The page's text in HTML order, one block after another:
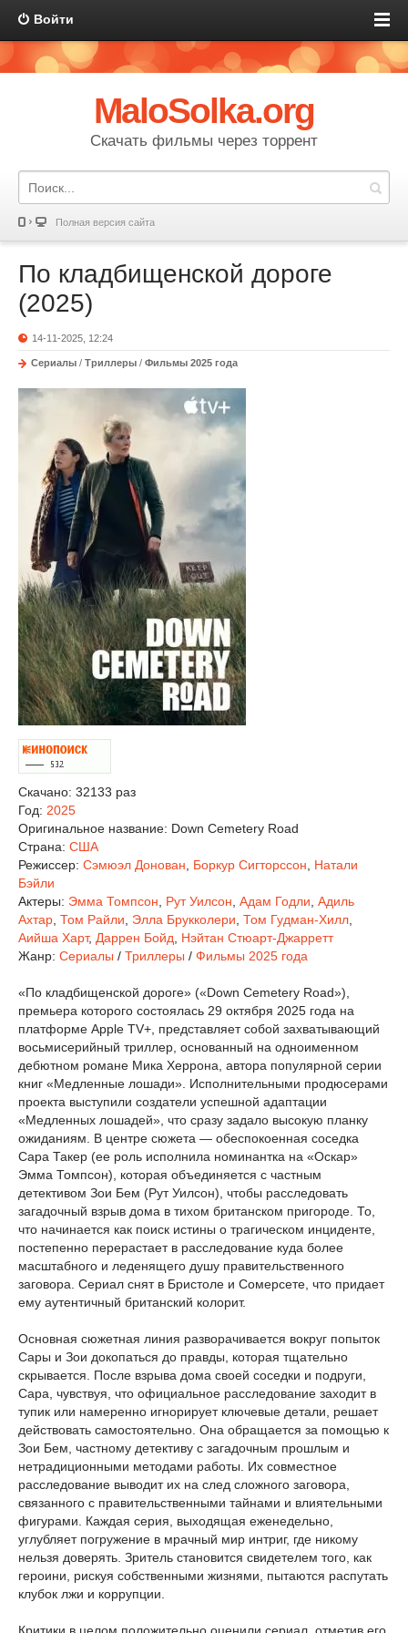
Войти
MaloSolka.org
Скачать фильмы через торрент
Полная версия сайта
По кладбищенской дороге
(2025)
14-11-2025, 12:24
Сериалы / Триллеры / Фильмы 2025 года
Скачано: 32133 раз
Год: 2025
Оригинальное название: Down Cemetery Road
Страна: США
Режиссер: Сэмюэл Донован Боркур Сигторссон
Натали
Бэйли
Актеры: Эмма Томпсон Рут Уилсон Адам Годли Адиль
Ахтар Том Райли Элла Брукколери Том Гудман-Хилл
Аийша Харт, Даррен Бойд
Нэйтан Стюарт-Джарретт
Жанр: Сериалы / Триллеры / Фильмы 2025 года
«По кладбищенской дороге» («Down Cemetery Road»),
премьера которого состоялась 29 октября 2025 года на
платформе Apple TV+, представляет собой захватывающий
восьмисерийный триллер, основанный на одноименном
дебютном романе Мика Херрона, автора популярной серии
книг «Медленные лошади». Исполнительными продюсерами
проекта выступили создатели успешной адаптации
«Медленных лошадей», что сразу задало высокую планку
ожиданиям. В центре сюжета — обеспокоенная соседка
Сара Такер (ее роль исполнила номинантка на «Оскар»
Эмма Томпсон), которая объединяется с частным
детективом Зои Бем (Рут Уилсон), чтобы расследовать
загадочный взрыв дома в тихом британском пригороде. То,
что начинается как поиск истины о трагическом инциденте,
постепенно перерастает в расследование куда более
масштабного и леденящего душу правительственного
заговора. Сериал снят в Бристоле и Сомерсете, что придает
ему аутентичный британский колорит.
Основная сюжетная линия разворачивается вокруг попыток
Сары и Зои докопаться до правды, которая тщательно
скрывается. После взрыва дома своей соседки и подруги,
Сара, чувствуя, что официальное расследование заходит в
тупик или намеренно игнорирует ключевые детали, решает
действовать самостоятельно. Она обращается за помощью к
Зои Бем, частному детективу с загадочным прошлым и
нетрадиционными методами работы. Их совместное
расследование выводит их на след сложного заговора,
связанного с правительственными тайнами и влиятельными
фигурами. Каждая серия, выходящая еженедельно,
углубляет погружение в мрачный мир интриг, где никому
нельзя доверять. Зритель становится свидетелем того, как
героини, рискуя собственными жизнями, пытаются распутать
клубок лжи и коррупции.